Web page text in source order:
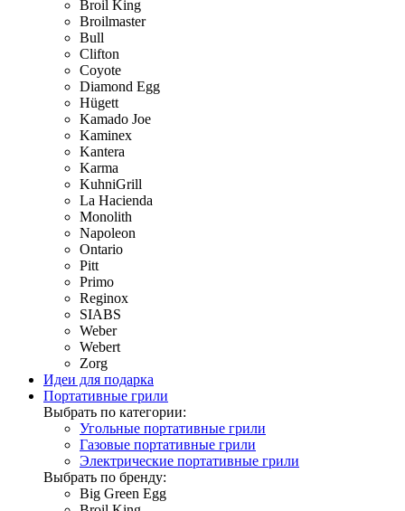
Broil King
Broilmaster
Bull
Clifton
Coyote
Diamond Egg
Hügett
Kamado Joe
Kaminex
Kantera
Karma
KuhniGrill
La Hacienda
Monolith
Napoleon
Ontario
Pitt
Primo
Reginox
SIABS
Weber
Webert
Zorg
Идеи для подарка
Портативные грили
Выбрать по категории:
Угольные портативные грили
Газовые портативные грили
Электрические портативные грили
Выбрать по бренду:
Big Green Egg